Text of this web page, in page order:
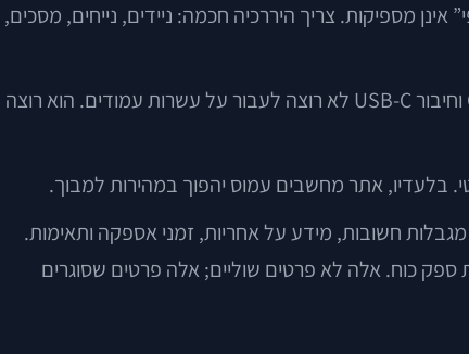
מספיקות. צריך היררכיה חכמה: ניידים, נייחים, מסכים,
אבל המבנה לבדו לא מספיק. כוח אמיתי מגיע מהיכולת לסנן ולהשוות. לקוח שמחפש מסך 27 אינץ' עם פאנל IPS, רזולוציית QHD וחיבור USB-C לא רוצה לעבור על עשרות עמודים. הוא רוצה
בלעדיו, אתר מחשבים עמוס יהפוך במהירות למבוך.
חשובות, מידע על אחריות, זמני אספקה ותאימות.
ספק כוח. אלה לא פרטים שוליים; אלה פרטים שסוגרים